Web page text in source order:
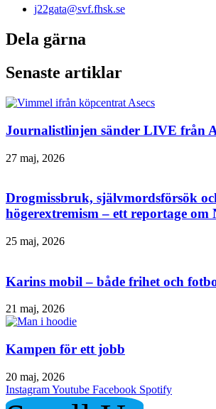
j22gata@svf.fhsk.se
Dela gärna
Senaste artiklar
Journalistlinjen sänder LIVE från
27 maj, 2026
Drogmissbruk, självmordsförsök
högerextremism – ett reportage
25 maj, 2026
Karins mobil – både frihet och
21 maj, 2026
Kampen för ett jobb
20 maj, 2026
InstagramYoutube Facebook Spotify